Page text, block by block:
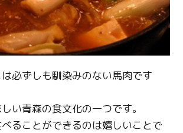
必ずしも馴染みのない馬肉です
い青森の食文化の一つです。
ることができるのは嬉しいことで